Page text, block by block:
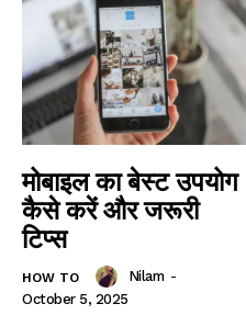
मोबाइल का बेस्ट उपयोग
कैसे करें और जरूरी
टिप्स
HOW TO Nilam -
October 5, 2025